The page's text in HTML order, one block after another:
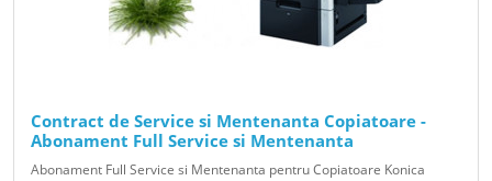
Contract de Service si Mentenanta Copiatoare -
Abonament Full Service si Mentenanta
Abonament Full Service si Mentenanta pentru Copiatoare Konica